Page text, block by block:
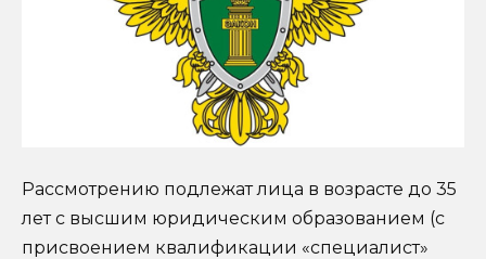
Рассмотрению подлежат лица в возрасте до 35
лет с высшим юридическим образованием (с
присвоением квалификации «специалист»